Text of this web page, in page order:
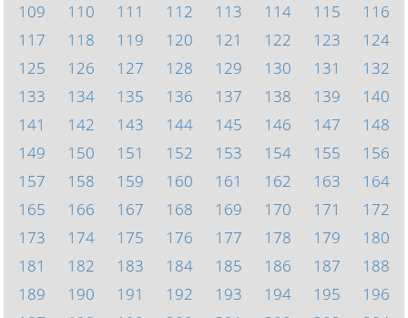
109
110 111 112 113 114 115
116
117
118 119 120 121 122 123
124
125
126 127 128 129 130 131
132
133
134 135 136 137 138 139
140
141
142 143 144 145 146 147
148
149
150 151 152 153 154 155
156
157
158 159 160 161 162 163
164
165
166 167 168 169 170 171
172
173
174 175 176 177 178 179
180
181
182 183 184 185 186 187
188
189
190 191 192 193 194 195
196